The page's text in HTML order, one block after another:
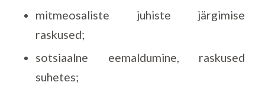
mitmeosaliste juhiste järgimise
raskused;
sotsiaalne eemaldumine, raskused
suhetes;